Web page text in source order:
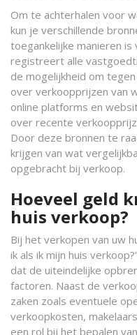
Om te achterhalen voor
kun je verschillende
toegankelijke manieren
registreert alle
de mogelijkheid om
over verkoopprijzen van
online platforms en
over recente
Door deze bronnen te
krijgen van wat
opgebracht bij verkoop.
Hoeveel geld
huis verkoop?
Bij het verkopen van uw
ik als ik mijn huis
dat de uiteindelijke
factoren. Naast de
zaken zoals eventuele
verkoopkosten,
een rol bij het bepalen